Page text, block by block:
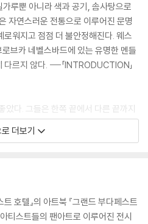
루뿐 아니라 색과 공기, 솜사탕으로
자연스러운 전통으로 이루어진 문명
워지고 점점 더 불안정해진다. 웨스
브카 네벨스바드에 있는 유명한 멘들
르지 않다. ---「INTRODUCTION」
았다. 그들은 한쪽 끝에서 다른 끝까지
다. 그래서 나는 그들이 부러운가? 잘
의와 운명의 힘에서 멀리 떨어져 꾸벅
한다. 우리 삶의 매 시간은 세계의 운
거움으로, 우리는 우리 자신의 작은 삶
, 그들은 자기 자신 너머의 것은 아무
더보기
호텔』의 아트북 『그랜드 부다페스트
티스트들의 팬아트로 이루어진 전시